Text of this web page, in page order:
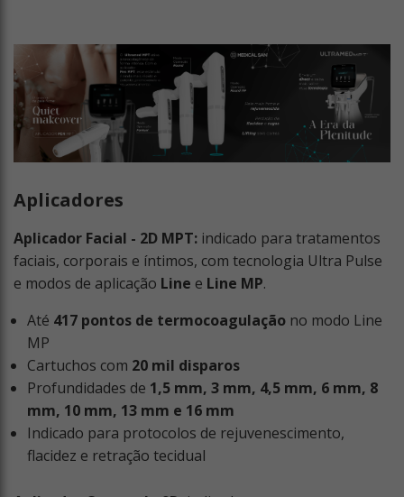
Aplicadores
Aplicador Facial - 2D MPT: indicado para tratamentos
faciais, corporais e íntimos, com tecnologia Ultra Pulse
e modos de aplicação Line e Line MP.
Até 417 pontos de termocoagulação no modo Line
MP
Cartuchos com 20 mil disparos
Profundidades de 1,5 mm, 3 mm, 4,5 mm, 6 mm, 8
mm, 10 mm, 13 mm e 16 mm
Indicado para protocolos de rejuvenescimento,
flacidez e retração tecidual